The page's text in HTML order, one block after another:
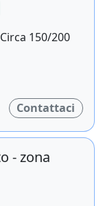
150/200
Contattaci
- zona